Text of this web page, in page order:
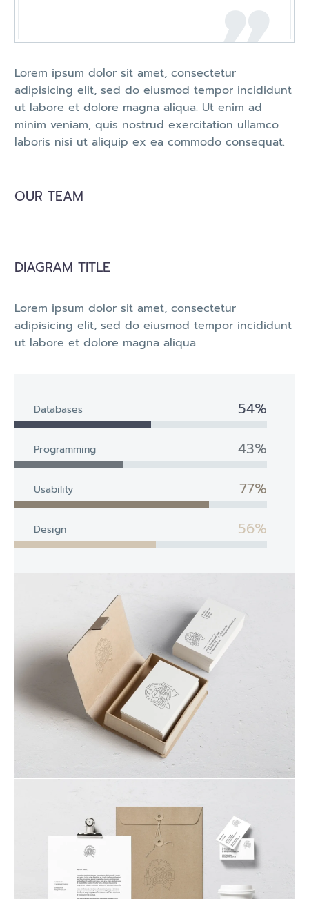
Lorem ipsum dolor sit amet, consectetur
adipisicing elit, sed do eiusmod tempor incididunt
ut labore et dolore magna aliqua. Ut enim ad
minim veniam, quis nostrud exercitation ullamco
laboris nisi ut aliquip ex ea commodo consequat.
OUR TEAM
DIAGRAM TITLE
Lorem ipsum dolor sit amet, consectetur
adipisicing elit, sed do eiusmod tempor incididunt
ut labore et dolore magna aliqua.
Databases 54%
Programming 43%
Usability 77%
Design 56%